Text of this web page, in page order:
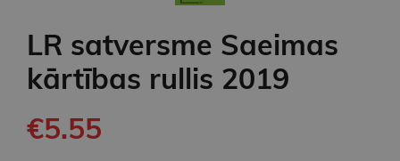
LR satversme Saeimas
kārtības rullis 2019
€5.55